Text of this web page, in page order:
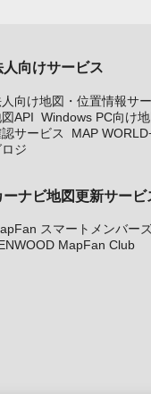
人向けサービス
向け地図・位置情報サ
API Windows PC向け
サービス
MAP
ジ
ーナビ地図更新サービ
スマートメンバー
MapFan Club